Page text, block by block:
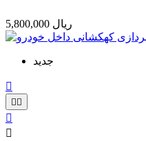
5,800,000 ریال
جدید

 

